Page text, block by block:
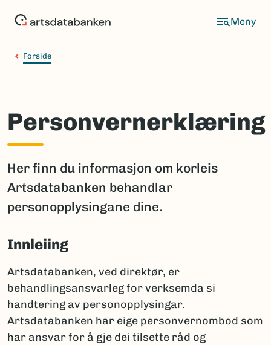
Forside
Personvernerklæring
Her finn du informasjon om korleis
Artsdatabanken behandlar
personopplysingane dine.
Innleiing
Artsdatabanken, ved direktør, er
behandlingsansvarleg for verksemda si
handtering av personopplysingar.
Artsdatabanken har eige personvernombod som
har ansvar for å gje dei tilsette råd og